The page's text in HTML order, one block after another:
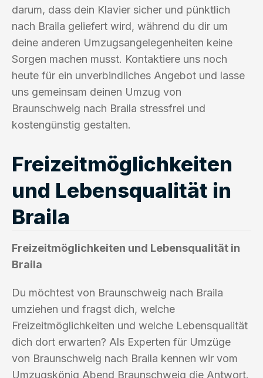
darum, dass dein Klavier sicher und pünktlich
nach Braila geliefert wird, während du dir um
deine anderen Umzugsangelegenheiten keine
Sorgen machen musst. Kontaktiere uns noch
heute für ein unverbindliches Angebot und lasse
uns gemeinsam deinen Umzug von
Braunschweig nach Braila stressfrei und
kostengünstig gestalten.
Freizeitmöglichkeiten
und Lebensqualität in
Braila
Freizeitmöglichkeiten und Lebensqualität in
Braila
Du möchtest von Braunschweig nach Braila
umziehen und fragst dich, welche
Freizeitmöglichkeiten und welche Lebensqualität
dich dort erwarten? Als Experten für Umzüge
von Braunschweig nach Braila kennen wir vom
Umzugskönig Abend Braunschweig die Antwort.